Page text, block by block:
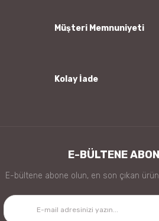
Müşteri Memnuniyeti
Kolay İade
E-BÜLTENE
E-bültene abone olun, en son çıkan